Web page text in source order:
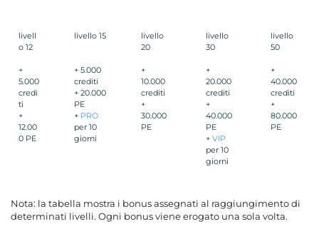
livell
o 12
livello 15
livello
20
livello
30
livello
50
+
5.000
credi
ti
+
12.00
0 PE
+ 5.000
crediti
+ 20.000
PE
+ PRO
per 10
giorni
+
10.000
crediti
+
30.000
PE
+
20.000
crediti
+
40.000
PE
+VIP
per 10
giorni
+
40.000
crediti
+
80.000
PE
Nota: la tabella mostra i bonus assegnati al raggiungimento di
determinati livelli. Ogni bonus viene erogato una sola volta.